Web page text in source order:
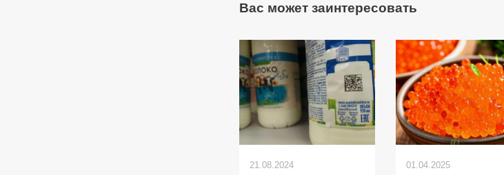
Вас может заинтересовать
21.08.2024 01.04.2025